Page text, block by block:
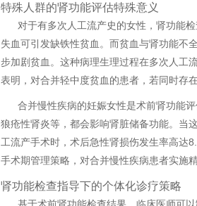
特殊人群的肾功能评估特殊意义
对于有多次人工流产史的女性，肾功能
失血可引发缺铁性贫血。而贫血与肾功能
步加剧贫血。这种病理生理过程在多次人工
表明，对合并轻中度贫血的患者，若同时存
合并慢性疾病的妊娠女性是术前肾功能
狼疮性肾炎等，都会影响肾脏储备功能。当
工流产手术时，术后急性肾损伤发生率高达
手术期管理策略，对合并慢性疾病患者实施
肾功能检查指导下的个体化诊疗策略